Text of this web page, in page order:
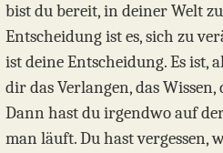
bist du bereit, in deiner Welt
Entscheidung ist es, sich zu
ist deine Entscheidung. Es ist,
dir das Verlangen, das Wissen,
Dann hast du irgendwo auf
man läuft. Du hast vergessen,